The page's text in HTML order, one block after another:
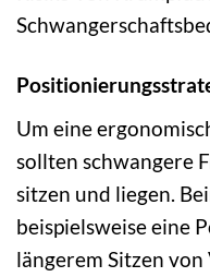
Um eine
sollten schwangere
sitzen und liegen.
beispielsweise eine
längerem Sitzen von